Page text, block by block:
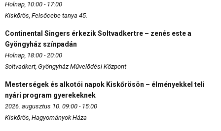
Holnap, 10:00 - 17:00
Kiskőrös, Felsőcebe tanya 45.
Continental Singers érkezik Soltvadkertre – zenés este a
Gyöngyház színpadán
Holnap, 18:00 - 20:00
Soltvadkert, Gyöngyház Művelődési Központ
Mesterségek és alkotói napok Kiskőrösön – élményekkel teli
nyári program gyerekeknek
2026. augusztus 10. 09:00 - 15:00
Kiskőrös, Hagyományok Háza